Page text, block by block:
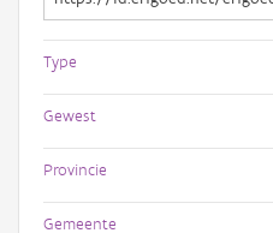
Type
Gewest
Provincie
Gemeente